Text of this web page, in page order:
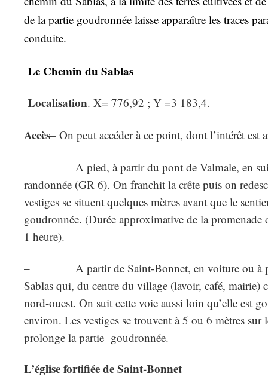
de la partie goudronnée laisse apparaître les traces
conduite.
Le Chemin du Sablas
Localisation. X= 776,92 ; Y =3 183,4.
Accès– On peut accéder à ce point, dont l’intérêt est
– A pied, à partir du pont de Valmale, en
randonnée (GR 6). On franchit la crête puis on
vestiges se situent quelques mètres avant que le
goudronnée. (Durée approximative de la promenade
1 heure).
– A partir de Saint-Bonnet, en voiture ou à
Sablas qui, du centre du village (lavoir, café, mairie)
nord-ouest. On suit cette voie aussi loin qu’elle est
environ. Les vestiges se trouvent à 5 ou 6 mètres sur
prolonge la partie goudronnée.
L’église fortifiée de Saint-Bonnet